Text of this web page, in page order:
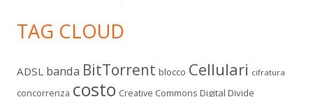
TAG CLOUD
ADSL banda BitTorrent blocco Cellulari cifratura
concorrenza costo Creative Commons Digital Divide